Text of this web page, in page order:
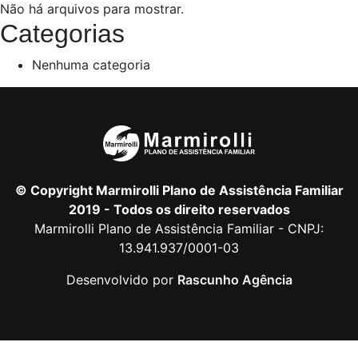
Não há arquivos para mostrar.
Categorias
Nenhuma categoria
© Copyright Marmirolli Plano de Assistência Familiar
2019 - Todos os direito reservados
Marmirolli Plano de Assistência Familiar - CNPJ:
13.941.937/0001-03
Desenvolvido por Rascunho Agência